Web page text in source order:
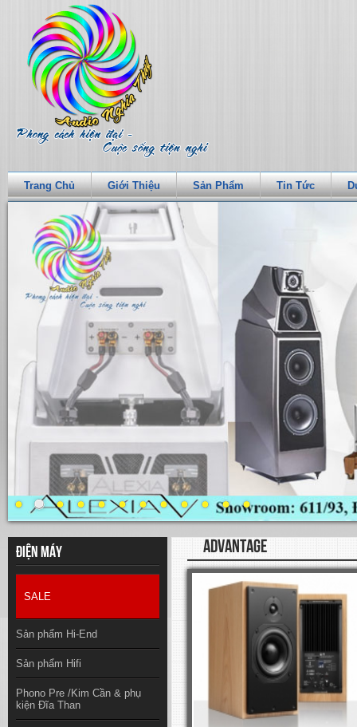
Trang Chủ Giới Thiệu Sản Phẩm Tin Tức
Điện máy
SALE
Sản phẩm Hi-End
Sản phẩm Hifi
Phono Pre /Kim Cần & phụ
kiện Đĩa Than
ADVANTAGE